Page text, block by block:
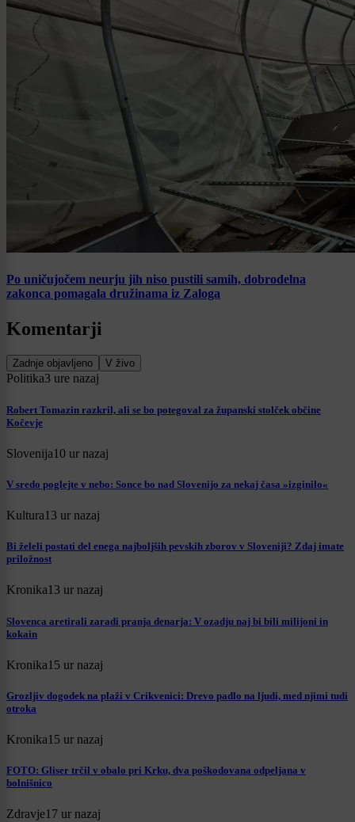
Po uničujočem neurju jih niso pustili samih, dobrodelna
zakonca pomagala družinama iz Zaloga
Komentarji
Zadnje objavljeno V živo
Politika3 ure nazaj
Robert Tomazin razkril, ali se bo potegoval za županski stolček občine
Kočevje
Slovenija10 ur nazaj
V sredo poglejte v nebo: Sonce bo nad Slovenijo za nekaj časa »izginilo«
Kultura13 ur nazaj
Bi želeli postati del enega najboljših pevskih zborov v Sloveniji? Zdaj imate
priložnost
Kronika13 ur nazaj
Slovenca aretirali zaradi pranja denarja: V ozadju naj bi bili milijoni in
kokain
Kronika15 ur nazaj
Grozljiv dogodek na plaži v Crikvenici: Drevo padlo na ljudi, med njimi tudi
otroka
Kronika15 ur nazaj
FOTO: Gliser trčil v obalo pri Krku, dva poškodovana odpeljana v
bolnišnico
Zdravje17 ur nazaj